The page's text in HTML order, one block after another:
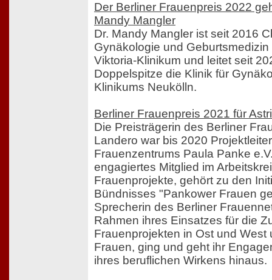
Der Berliner Frauenpreis 2022
Mandy Mangler
Dr. Mandy Mangler ist seit 2016
Gynäkologie und
Viktoria-Klinikum und leitet seit
Doppelspitze die Klinik für
Klinikums Neukölln.
Berliner Frauenpreis 2021 für
Die Preisträgerin des Berliner
Landero war bis 2020
Frauenzentrums Paula Panke
engagiertes Mitglied im
Frauenprojekte, gehört zu den
Bündnisses "Pankower Frauen
Sprecherin des Berliner
Rahmen ihres Einsatzes für die
Frauenprojekten in Ost und West
Frauen, ging und geht ihr
ihres beruflichen Wirkens hinaus.